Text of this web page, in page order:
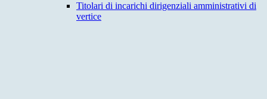
Titolari di incarichi dirigenziali amministrativi di
vertice